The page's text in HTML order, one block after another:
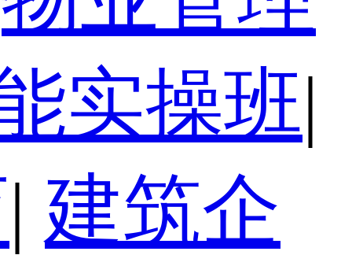
实操班|
| 建筑企